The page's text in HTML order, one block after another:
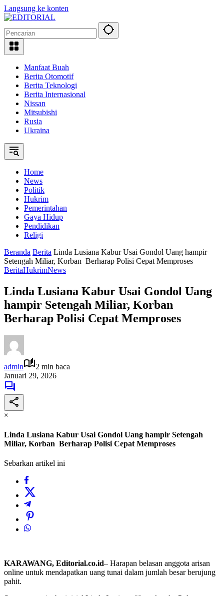
Langsung ke konten
Manfaat Buah
Berita Otomotif
Berita Teknologi
Berita Internasional
Nissan
Mitsubishi
Rusia
Ukraina
Home
News
Politik
Hukrim
Pemerintahan
Gaya Hidup
Pendidikan
Religi
Beranda Berita Linda Lusiana Kabur Usai Gondol Uang hampir
Setengah Miliar, Korban Berharap Polisi Cepat Memproses
BeritaHukrimNews
Linda Lusiana Kabur Usai Gondol Uang
hampir Setengah Miliar, Korban
Berharap Polisi Cepat Memproses
admin
2 min baca
Januari 29, 2026
×
Linda Lusiana Kabur Usai Gondol Uang hampir Setengah
Miliar, Korban Berharap Polisi Cepat Memproses
Sebarkan artikel ini
KARAWANG, Editorial.co.id– Harapan belasan anggota arisan
online untuk mendapatkan uang tunai dalam jumlah besar berujung
pahit.